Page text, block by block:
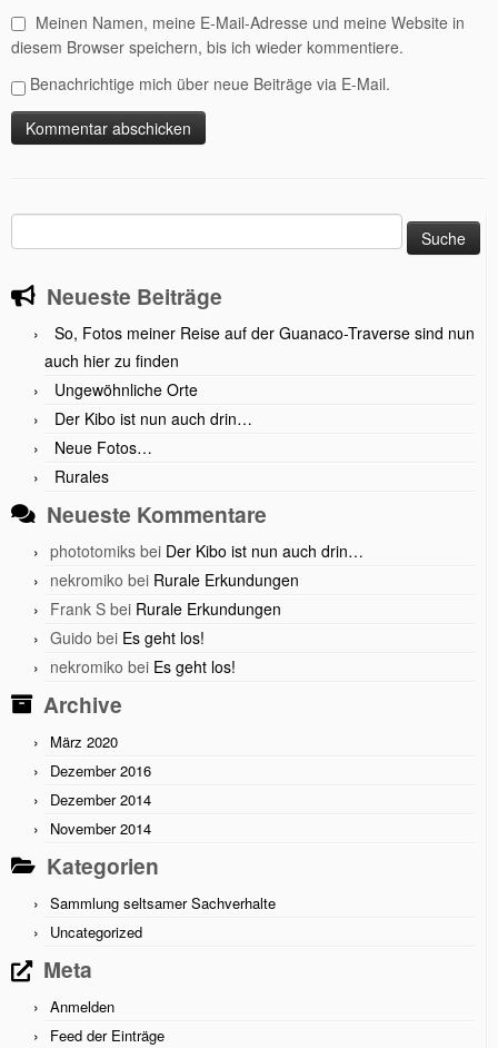
Meinen Namen, meine E-Mail-Adresse und meine Website in
diesem Browser speichern, bis ich wieder kommentiere.
Benachrichtige mich über neue Beiträge via E-Mail.
nach:
Neueste Beiträge
So, Fotos meiner Reise auf der Guanaco-Traverse sind nun
auch hier zu finden
Ungewöhnliche Orte
Der Kibo ist nun auch drin…
Neue Fotos…
Rurales
Neueste Kommentare
phototomiks bei Der Kibo ist nun auch drin…
nekromiko bei Rurale Erkundungen
Frank S bei Rurale Erkundungen
Guido bei Es geht los!
nekromiko bei Es geht los!
Archive
März 2020
Dezember 2016
Dezember 2014
November 2014
Kategorien
Sammlung seltsamer Sachverhalte
Uncategorized
Meta
Anmelden
Feed der Einträge